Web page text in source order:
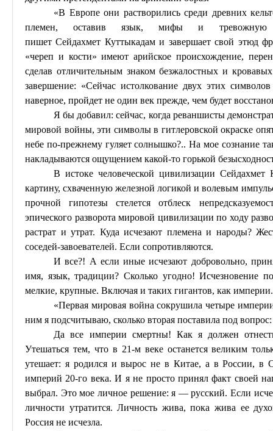
«В Европе они растворились среди древних
племен, оставив язык, мифы и
пишетСейдахмет Куттыкадами завершает свой этюд
«череп и кости» имеют арийское происхождение,
сделав отличительным знаком безжалостных и
завершение: «Сейчас истолкование двух этих
наверное, пройдет не один век прежде, чем будет
Я бы добавил: сейчас, когда реваншисты
мировой войны, эти символы в гитлеровской окраске
небе по-прежнему гуляет солнышко?.. На мое сознание
накладываются ощущением какой-то горькой
В истоке человеческой цивилизацииСейдахмет
картину, схваченную железной логикой и волевым
прочной гипотезы стелется отблеск
эпического разворота мировой цивилизации по ходу
растрат и утрат. Куда исчезают племена и народы?
соседей-завоевателей. Если сопротивляются.
И все?! А если иные исчезают добровольно,
имя, язык, традиции? Сколько угодно! Исчезновение
мелкие, крупные. Включая и таких гигантов, как империи.
«Первая мировая война сокрушила четыре
ним я подсчитываю, сколько вторая поставила под
Да все империи смертны! Как я должен
Утешаться тем, что в 21-м веке останется великим
утешает: я родился и вырос не в Китае, а в России,
империй 20-го века. И я не просто принял факт своей
выбрал. Это мое личное решение: я — русский. Если
личности утратится. Личность жива, пока жива ее
Россия не исчезла.